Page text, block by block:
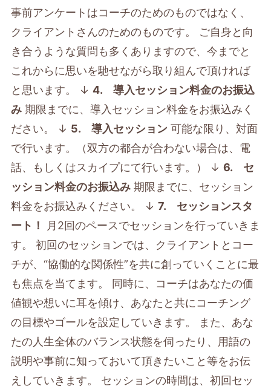
事前アンケートはコーチのためのものではなく、
クライアントさんのためのものです。 ご自身と向
き合うような質問も多くありますので、今までと
これからに思いを馳せながら取り組んで頂ければ
と思います。 ↓ 4. 導入セッション料金のお振込
み期限までに、導入セッション料金をお振込みく
ださい。 ↓ 5. 導入セッション 可能な限り、対面
で行います。（双方の都合が合わない場合は、電
話、もしくはスカイプにて行います。） ↓ 6. セ
ッション料金のお振込み期限までに、セッション
料金をお振込みください。 ↓ 7. セッションスタ
ート！
月2回のペースでセッションを行っていきま
す。 初回のセッションでは、クライアントとコー
チが、“協働的な関係性”を共に創っていくことに最
も焦点を当てます。 同時に、コーチはあなたの価
値観や想いに耳を傾け、あなたと共にコーチング
の目標やゴールを設定していきます。 また、あな
たの人生全体のバランス状態を伺ったり、用語の
説明や事前に知っておいて頂きたいこと等をお伝
えしていきます。 セッションの時間は、初回セッ